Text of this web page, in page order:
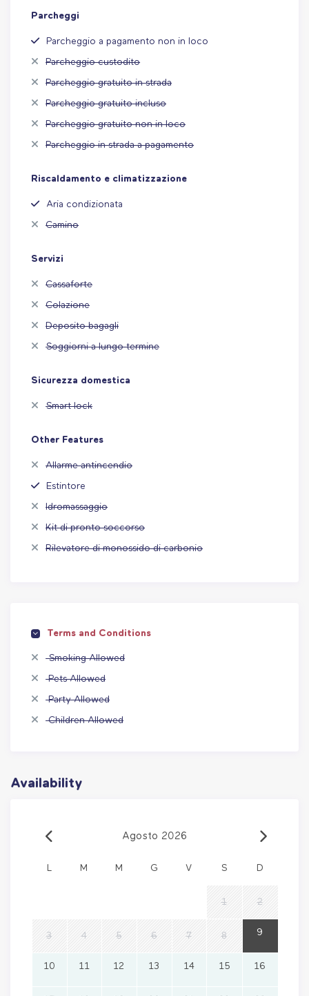
Parcheggi
Parcheggio a pagamento non in loco
Parcheggio custodito
Parcheggio gratuito in strada
Parcheggio gratuito incluso
Parcheggio gratuito non in loco
Parcheggio in strada a pagamento
Riscaldamento e climatizzazione
Aria condizionata
Camino
Servizi
Cassaforte
Colazione
Deposito bagagli
Soggiorni a lungo termine
Sicurezza domestica
Smart lock
Other Features
Allarme antincendio
Estintore
Idromassaggio
Kit di pronto soccorso
Rilevatore di monossido di carbonio
Terms and Conditions
Smoking Allowed
Pets Allowed
Party Allowed
Children Allowed
Availability
Agosto 2026
L M M G V S D
1 2
3 4 5 6 7 8 9
10 11 12 13 14 15 16